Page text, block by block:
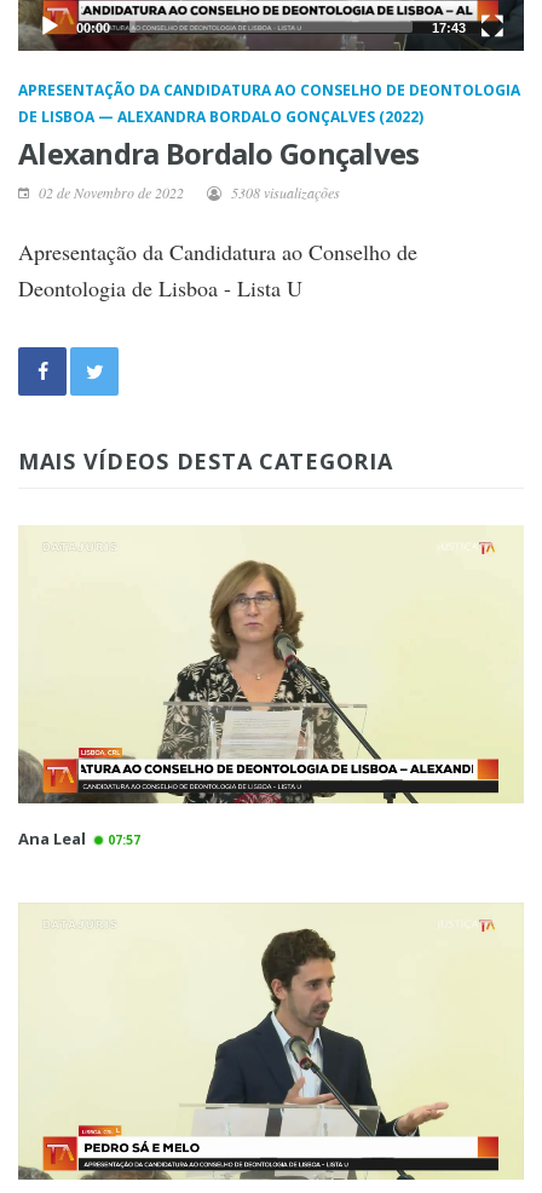
00:00 17:43
APRESENTAÇÃO DA CANDIDATURA AO CONSELHO DE DEONTOLOGIA
DE LISBOA — ALEXANDRA BORDALO GONÇALVES (2022)
Alexandra Bordalo Gonçalves
02 de Novembro de 2022 5308 visualizações
Apresentação da Candidatura ao Conselho de
Deontologia de Lisboa - Lista U
MAIS VÍDEOS DESTA CATEGORIA
Ana Leal 07:57